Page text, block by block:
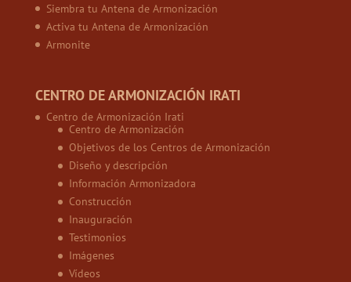
Siembra tu Antena de Armonización
Activa tu Antena de Armonización
Armonite
CENTRO DE ARMONIZACIÓN IRATI
Centro de Armonización Irati
Centro de Armonización
Objetivos de los Centros de Armonización
Diseño y descripción
Información Armonizadora
Construcción
Inauguración
Testimonios
Imágenes
Vídeos